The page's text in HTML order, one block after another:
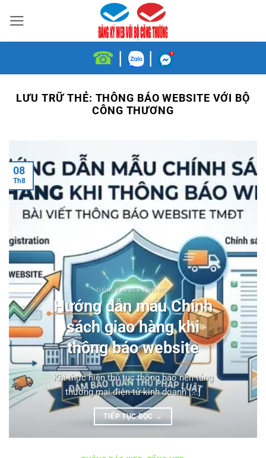
qua
nội
☎ | |
LƯU TRỮ THẺ: THÔNG BÁO WEBSITE VỚI BỘ
CÔNG THƯƠNG
THÔNG BÁO WEB TỔNG HỢP
Hướng dẫn mẫu Chính
sách giao hàng khi
thông báo website
Khi thực hiện thủ tục thông báo nền tảng
thương mại điện tử kinh doanh [...]
TIẾP TỤC ĐỌC →
08
Th8